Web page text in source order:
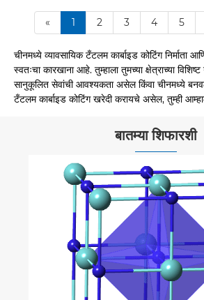
« 1 2 3 4 5
चीनमध्ये व्यावसायिक टँटलम कार्बाइड कोटिंग निर्माता
स्वतःचा कारखाना आहे. तुम्हाला तुमच्या क्षेत्राच्या
सानुकूलित सेवांची आवश्यकता असेल किंवा चीनमध्ये
टँटलम कार्बाइड कोटिंग खरेदी करायचे असेल, तुम्ही
बातम्या शिफारशी